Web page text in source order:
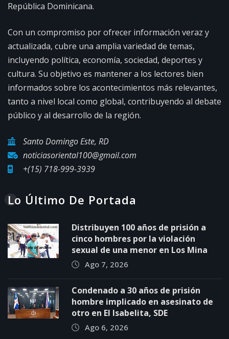
República Dominicana.
Con un compromiso por ofrecer información veraz y
actualizada, cubre una amplia variedad de temas,
incluyendo política, economía, sociedad, deportes y
cultura. Su objetivo es mantener a los lectores bien
informados sobre los acontecimientos más relevantes,
tanto a nivel local como global, contribuyendo al debate
público y al desarrollo de la región.
Santo Domingo Este, RD
noticiasoriental100@gmail.com
+(15) 718-999-3939
Lo Último De Portada
Distribuyen 100 años de prisión a
cinco hombres por la violación
sexual de una menor en Los Mina
Ago 7, 2026
Condenado a 30 años de prisión
hombre implicado en asesinato de
otro en El Isabelita, SDE
Ago 6, 2026